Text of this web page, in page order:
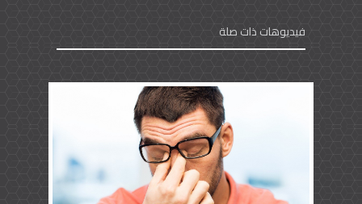
فيديوهات ذات صلة